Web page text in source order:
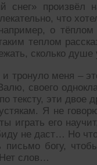
снег» произвёл
что
о тёплом
теплом
сколько душе
тронуло меня –
своего
тексту, эти двое
Я не
его
не даст… Но
богу,
слов…